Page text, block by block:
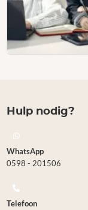
Hulp nodig?
WhatsApp
0598 - 201506
Telefoon